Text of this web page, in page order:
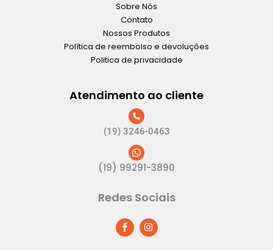
Sobre Nós
Contato
Nossos Produtos
Política de reembolso e devoluções
Politica de privacidade
Atendimento ao cliente
(19) 3246-0463
(19) 99291-3890
Redes Sociais
F
a
c
I
n
s